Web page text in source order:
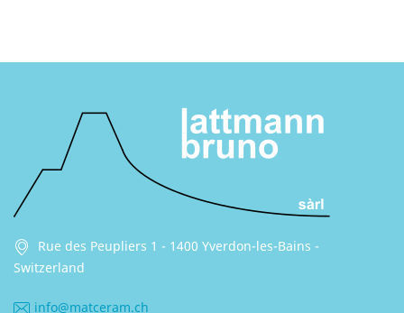
Rue des Peupliers 1 - 1400 Yverdon-les-Bains -
Switzerland
info@matceram.ch